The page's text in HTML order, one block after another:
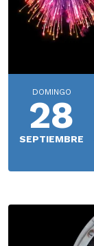
DOMINGO
28
SEPTIEMBRE